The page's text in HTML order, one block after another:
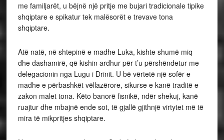
me familjarët, u bëjnë një pritje me bujari tradicionale tipike
shqiptare e spikatur tek malësorët e trevave tona
shqiptare.
Atë natë, në shtepinë e madhe Luka, kishte shumë miq
dhe dashamirë, që kishin ardhur për t’u përshëndetur me
delegacionin nga Lugu i Drinit. U bë vërtetë një sofër e
madhe e përbashkët vëllazërore, sikurse e kanë traditë e
zakon malet tona. Këto banorë fisnikë, ndër shekuj, kanë
ruajtur dhe mbajnë ende sot, të gjallë gjithnjë virtytet më të
mira të mikpritjes shqiptare.